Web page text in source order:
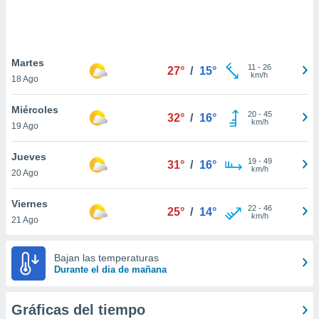
únicos
similares
como
IP
de
traten tus
en
a lo que
Para
Martes
18 Ago
27° / 15° 11 - 26
km/h
Miércoles
19 Ago
32° / 16° 20- 45
km/h
Jueves
20 Ago
31° / 16° 19- 49
km/h
Viernes
21 Ago
25° / 14° 22- 46
km/h
Bajan las temperaturas
Durante el dia de mañana
Gráficas del tiempo